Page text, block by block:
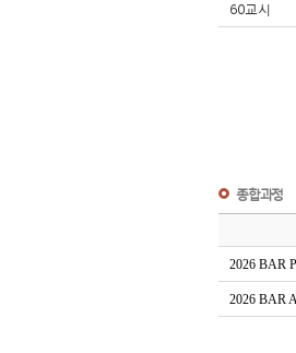
60교시
종합과정
2026 BAR
2026 BAR